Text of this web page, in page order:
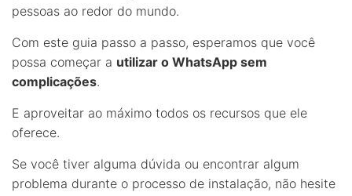
pessoas ao redor do mundo.
Com este guia passo a passo, esperamos que você
possa começar a utilizar o WhatsApp sem
complicações.
E aproveitar ao máximo todos os recursos que ele
oferece.
Se você tiver alguma dúvida ou encontrar algum
problema durante o processo de instalação, não hesite